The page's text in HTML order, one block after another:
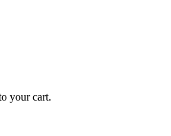
your cart.